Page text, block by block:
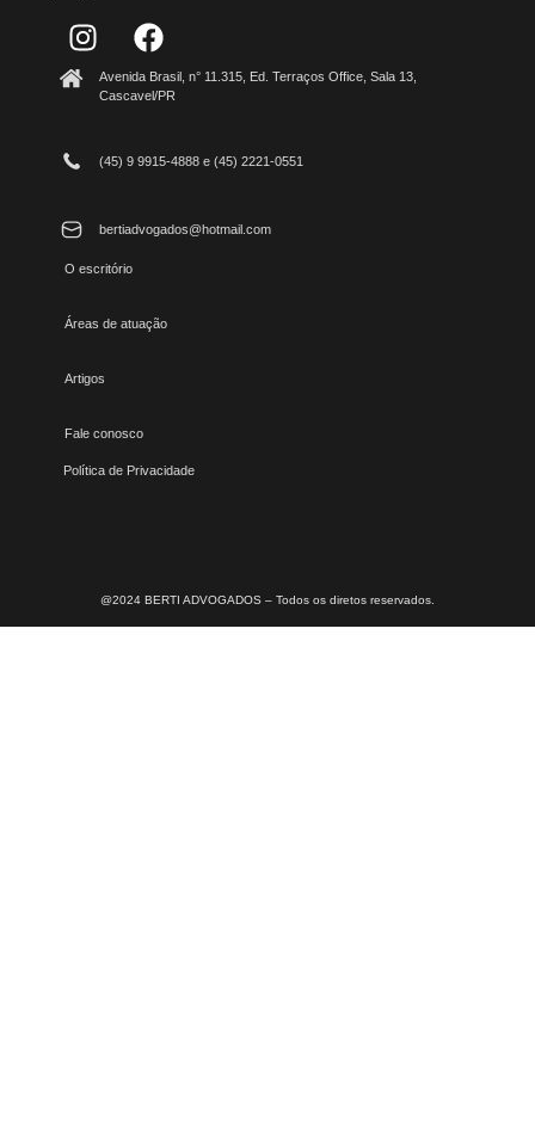
Avenida Brasil, n° 11.315, Ed. Terraços Office, Sala 13,
Cascavel/PR
(45) 9 9915-4888 e (45) 2221-0551
bertiadvogados@hotmail.com
O escritório
Áreas de atuação
Artigos
Fale conosco
Política de Privacidade
@2024 BERTI ADVOGADOS – Todos os diretos reservados.